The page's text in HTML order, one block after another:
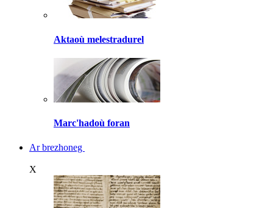
Aktaoù melestradurel
Marc'hadoù foran
Ar brezhoneg
X